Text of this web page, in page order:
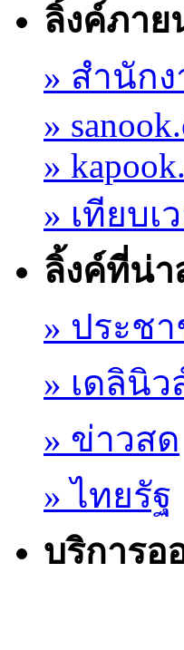
ลิ้งค์ภาย
» สำนัก
»
»
» เทียบเ
ลิ้งค์ที่น่า
» ประช
» เดลินิว
» ข่าวสด
» ไทยรัฐ
บริการอ